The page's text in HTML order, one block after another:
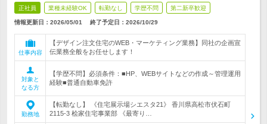
正社員 業種未経験OK 転勤なし 学歴不問 第二新卒歓迎
情報更新日：2026/05/01 終了予定日： 2026/10/29
仕事内容
【デザイン注文住宅のWEB・マーケティング業務】同社の企画宣
伝業務全般をお任せします！
対象と
なる方
【学歴不問】必須条件：■HP、WEBサイトなどの作成～管理運用
経験■普通自動車免許
勤務地
【転勤なし】 《住宅展示場シエスタ21》 香川県高松市伏石町
2115-3 桧家住宅事業部 《最寄り…